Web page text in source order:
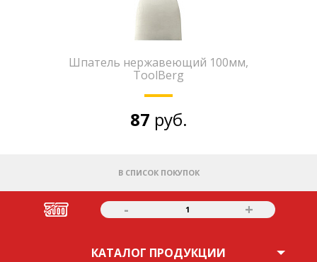
Шпатель нержавеющий 100мм,
ToolBerg
87 руб.
В СПИСОК ПОКУПОК
- 1 +
КАТАЛОГ ПРОДУКЦИИ